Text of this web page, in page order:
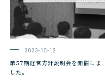
2023-10-12
第57期経営方針説明会を開催しま
した。